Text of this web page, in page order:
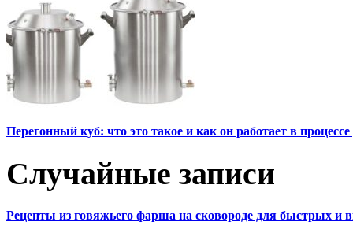
Перегонный куб: что это такое и как он работает в
Случайные записи
Рецепты из говяжьего фарша на сковороде для быстрых и